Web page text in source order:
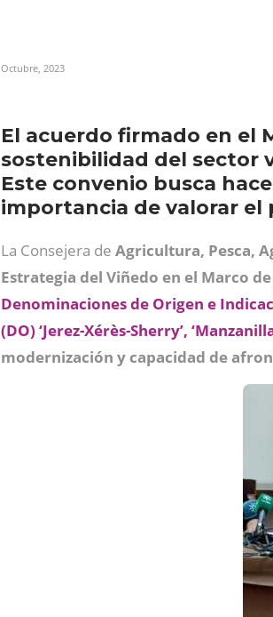
Octubre, 2023
El acuerdo firmado en el
sostenibilidad del sector
Este convenio busca
importancia de valorar
La Consejera de Agricultura, Pesca,
Estrategia del Viñedo en el Marco de
Denominaciones de Origen e
(DO) ‘Jerez-Xérès-Sherry’,
modernización y capacidad de